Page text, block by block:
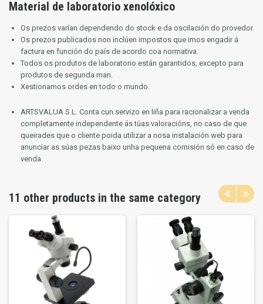
Material de laboratorio xenolóxico
Os prezos varían dependendo do stock e da oscilación do provedor.
Os prezos publicados non inclúen impostos que imos engadir á
factura en función do país de acordo coa normativa.
Todos os produtos de laboratorio están garantidos, excepto para
produtos de segunda man.
Xestionamos ordes en todo o mundo.
ARTSVALUA S.L. Conta cun servizo en liña para racionalizar a venda
completamente independente ás túas valoracións, no caso de que
queirades que o cliente poida utilizar a nosa instalación web para
anunciar as súas pezas baixo unha pequena comisión só en caso de
venda.
11 other products in the same category